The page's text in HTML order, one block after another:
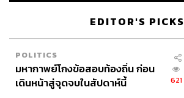
EDITOR'S PICKS
POLITICS
มหากาพย์โกงข้อสอบท้องถิ่น ก่อน
เดินหน้าสู่จุดจบในสัปดาห์นี้
621